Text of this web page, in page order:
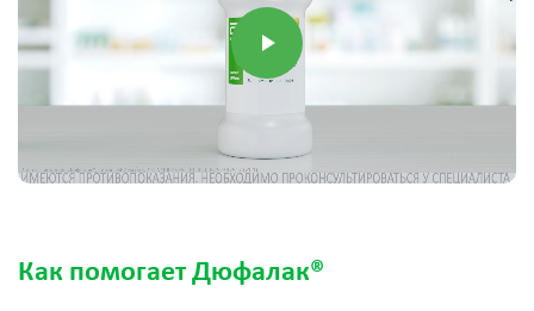
Как помогает Дюфалак®